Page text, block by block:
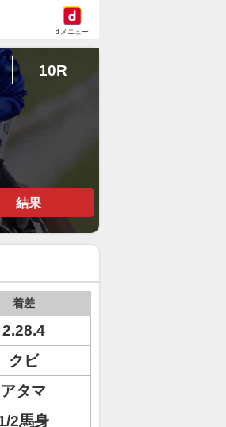
dメニュー
10R
結果
着差
2.28.4
クビ
アタマ
2馬身